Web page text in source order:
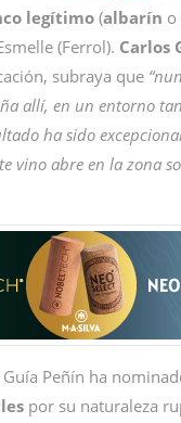
legítimo (albarín o
(Ferrol). Carlos
subraya que
allí, en un entorno
ha sido
vino abre en la zona
Peñín ha
por su naturaleza